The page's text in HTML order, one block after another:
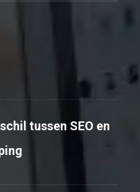
tussen SEO en